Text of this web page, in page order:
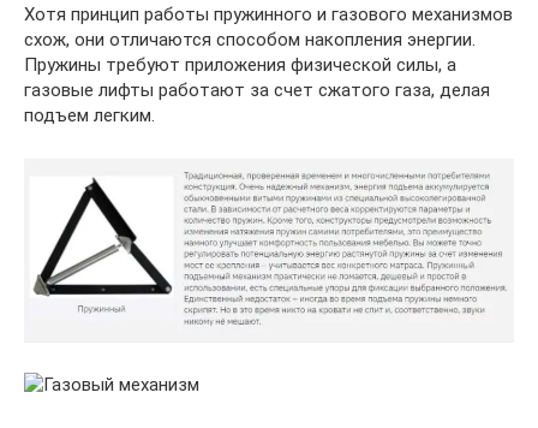
Хотя принцип работы пружинного и газового механизмов
схож, они отличаются способом накопления энергии.
Пружины требуют приложения физической силы, а
газовые лифты работают за счет сжатого газа, делая
подъем легким.